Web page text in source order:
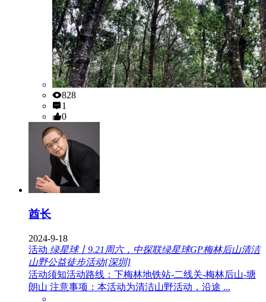
828
1
0
酋长
2024-9-18
活动 绿星球丨9.21周六，中探联绿星球GP梅林后山清洁
山野公益徒步活动[深圳]
活动须知活动路线：下梅林地铁站-二线关-梅林后山-塘
朗山 注意事项：本活动为清洁山野活动，沿途 ...